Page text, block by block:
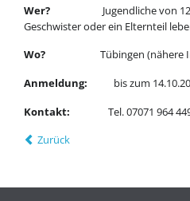
Wer?Jugendliche von 12 bis
Geschwister oder ein Elternteil
Wo? Tübingen (nähere
Anmeldung:
bis zum
Kontakt: Tel. 07071 964 449,
Zurück